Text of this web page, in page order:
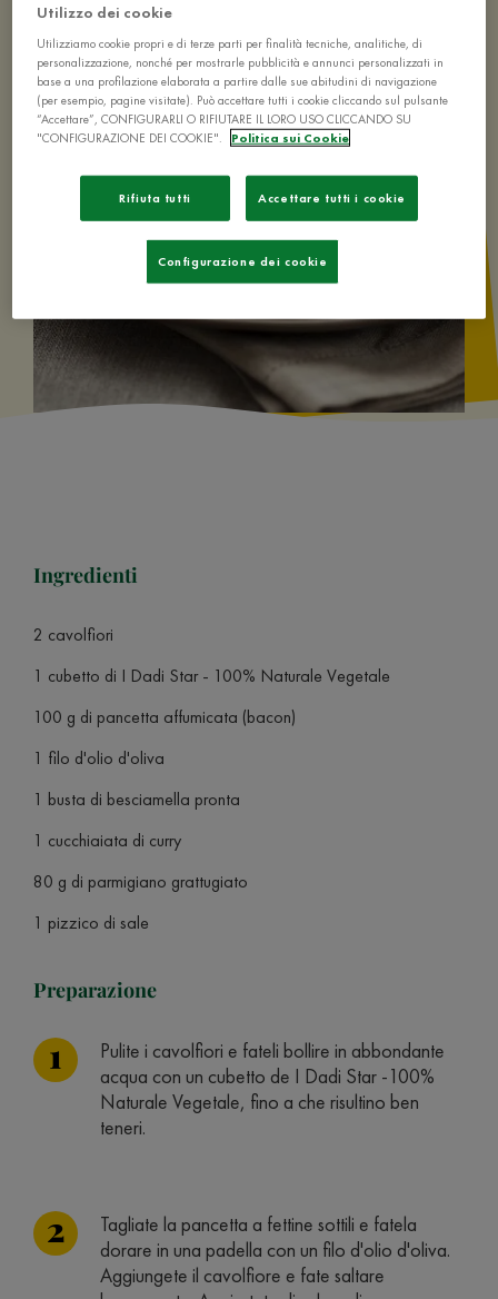
Ingredienti
2 cavolfiori
1 cubetto di I Dadi Star - 100% Naturale Vegetale
100 g di pancetta affumicata (bacon)
1 filo d'olio d'oliva
1 busta di besciamella pronta
1 cucchiaiata di curry
80 g di parmigiano grattugiato
1 pizzico di sale
Preparazione
Pulite i cavolfiori e fateli bollire in abbondante
acqua con un cubetto de I Dadi Star -100%
Naturale Vegetale, fino a che risultino ben
teneri.
Tagliate la pancetta a fettine sottili e fatela
dorare in una padella con un filo d'olio d'oliva.
Aggiungete il cavolfiore e fate saltare
Utilizzo dei cookie
Utilizziamo cookie propri e di terze parti per finalità tecniche, analitiche, di
personalizzazione, nonché per mostrarle pubblicità e annunci personalizzati in
base a una profilazione elaborata a partire dalle sue abitudini di navigazione
(per esempio, pagine visitate). Può accettare tutti i cookie cliccando sul pulsante
“Accettare”, CONFIGURARLI O RIFIUTARE IL LORO USO CLICCANDO SU
"CONFIGURAZIONE DEI COOKIE".
Politica sui Cookie
Rifiuta tutti Accettare tutti i cookie
Configurazione dei cookie